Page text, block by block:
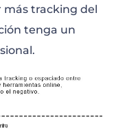
más tracking del
tenga un